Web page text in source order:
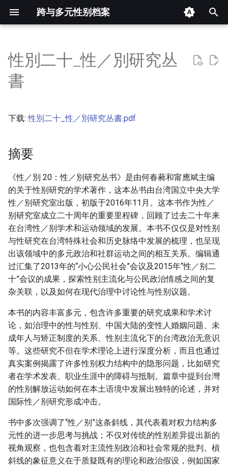
跨与多元性别档案
入
以
开
摘要
性別二十_性／別研究丛
書
下载:性別二十_性／別研究丛書.pdf
摘要
《性／別 20：性／別研究丛书》是由何春蕤和甯應斌主编
的关于性别研究的学术著作，这本丛书由台湾国立中央大学
性／别研究室出版，初版于2016年11月。这本书作为性／
别研究室成立二十周年的重要里程碑，回顾了过去二十年来
在台湾性／别学术和运动领域的发展。本书不仅仅是对性别
与性研究在台湾特殊社会和历史脉络中发展的梳理，也呈现
出该领域中的多元政治和社群运动之间的相互关系。编辑通
过汇集了2013年的“小心公民社会”会议及2015年“性／别二
十”会议的成果，探索性别主流化与公民政治情感之间的复
杂关联，以及如何在现代治理中讨论性与性别议题。
本书的内容丰富多元，包含许多重要的研究成果和学术讨
论，如治理中的性与性别、中国大陆的变性人婚姻问题、未
成年人与矫正制度的关系、性别主流化下的台湾政治无意识
等。这些研究不但在学术理论上进行深度分析，而且也通过
真实案例揭露了许多性别权力结构中的隐形问题，比如研究
者在学术发表、职业生涯中的障碍与抵制。篇章中提到台灣
的性别解放运动如何在本土语境中发展出独特的论述，并对
国际性／别研究形成冲击。
书中多次强调了“性／别”这条斜线，其代表着对权力结构多
元性的进一步思考与挑战；不仅对传统的性别差异提出新的
视角观察，也包含着对主流性别政治和社会常规的批判。槓
斜线的象征意义在于质疑既有的理论和政治假设，例如国家